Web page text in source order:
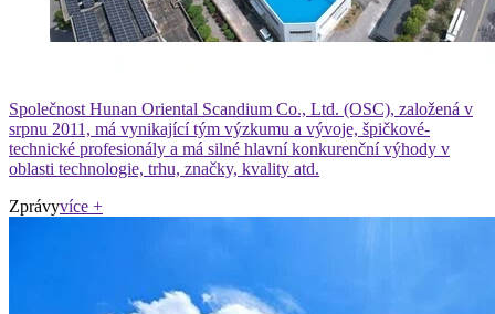
Společnost Hunan Oriental Scandium Co., Ltd. (OSC), založená v
srpnu 2011, má vynikající tým výzkumu a vývoje, špičkové-
technické profesionály a má silné hlavní konkurenční výhody v
oblasti technologie, trhu, značky, kvality atd.
Zprávyvíce +